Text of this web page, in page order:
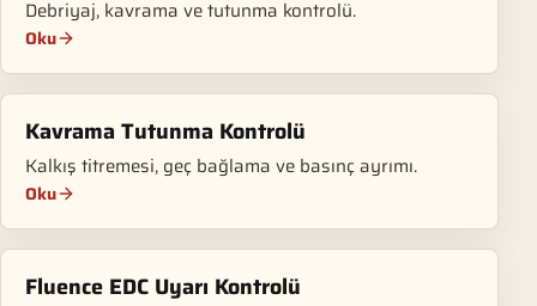
Debriyaj, kavrama ve tutunma kontrolü.
Oku
Kavrama Tutunma Kontrolü
Kalkış titremesi, geç bağlama ve basınç ayrımı.
Oku
Fluence EDC Uyarı Kontrolü